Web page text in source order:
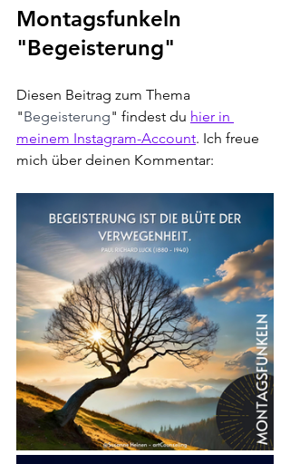
Montagsfunkeln
"Begeisterung"
Diesen Beitrag zum Thema
"Begeisterung" findest du hier in
meinem Instagram-Account. Ich freue
mich über deinen Kommentar: